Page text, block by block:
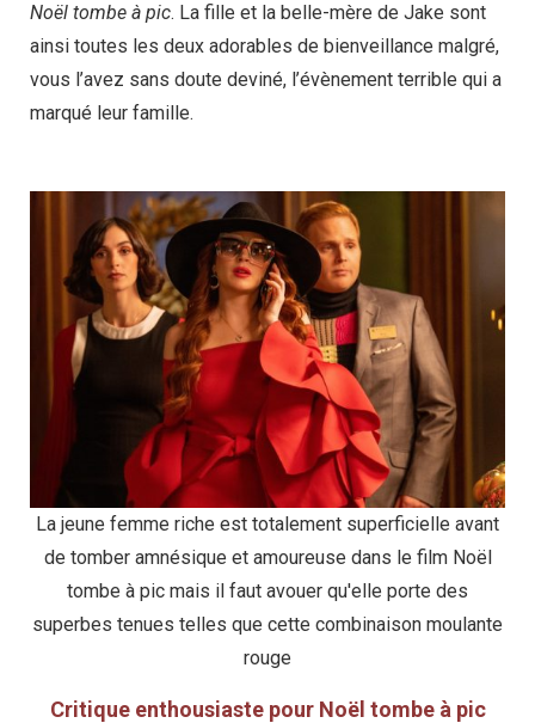
Noël tombe à pic. La fille et la belle-mère de Jake sont
ainsi toutes les deux adorables de bienveillance malgré,
vous l’avez sans doute deviné, l’évènement terrible qui a
marqué leur famille.
La jeune femme riche est totalement superficielle avant
de tomber amnésique et amoureuse dans le film Noël
tombe à pic mais il faut avouer qu'elle porte des
superbes tenues telles que cette combinaison moulante
rouge
Critique enthousiaste pour Noël tombe à pic